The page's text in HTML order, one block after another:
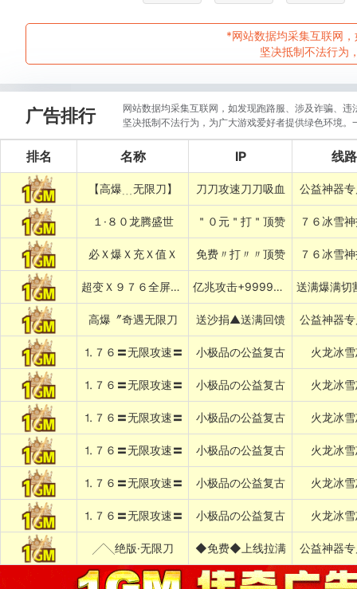
*网站数据均采集互联网
坚决抵制不法行为
广告排行
网站数据均采集互联网，如发现跑路服、涉及诈骗、
坚决抵制不法行为，为广大游戏爱好者提供绿色环境
排名 名称 IP 线路
【高爆﹍无限刀】 刀刀攻速刀刀吸血 公益神器
１·８０龙腾盛世 ＂０元＂打＂顶赞 ７６冰雪
必Ｘ爆Ｘ充Ｘ值Ｘ 免费〃打〃〃顶赞 ７６冰雪
超变Ｘ９７６全屏乱炸神技 亿兆攻击+999999%吸血专属
高爆〞奇遇无限刀 送沙捐▲送满回馈 公益神器
⒈７６〓无限攻速〓 小极品の公益复古 火龙冰
⒈７６〓无限攻速〓 小极品の公益复古 火龙冰
⒈７６〓无限攻速〓 小极品の公益复古 火龙冰
⒈７６〓无限攻速〓 小极品の公益复古 火龙冰
⒈７６〓无限攻速〓 小极品の公益复古 火龙冰
⒈７６〓无限攻速〓 小极品の公益复古 火龙冰
╱╲绝版·无限刀 ◆免费◆上线拉满 公益神器